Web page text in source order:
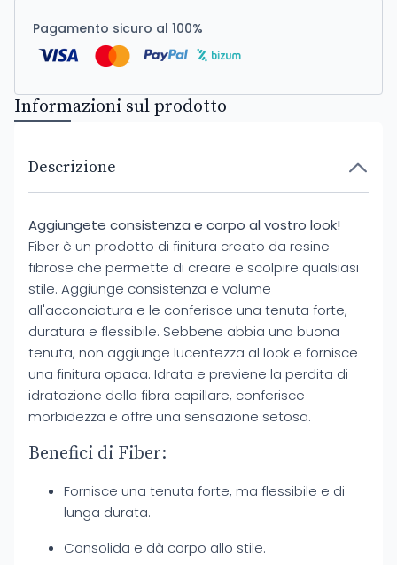
Pagamento sicuro al 100%
Informazioni sul prodotto
Descrizione
Aggiungete consistenza e corpo al vostro look!
Fiber è un prodotto di finitura creato da resine
fibrose che permette di creare e scolpire qualsiasi
stile. Aggiunge consistenza e volume
all'acconciatura e le conferisce una tenuta forte,
duratura e flessibile. Sebbene abbia una buona
tenuta, non aggiunge lucentezza al look e fornisce
una finitura opaca. Idrata e previene la perdita di
idratazione della fibra capillare, conferisce
morbidezza e offre una sensazione setosa.
Benefici di Fiber:
Fornisce una tenuta forte, ma flessibile e di
lunga durata.
Consolida e dà corpo allo stile.